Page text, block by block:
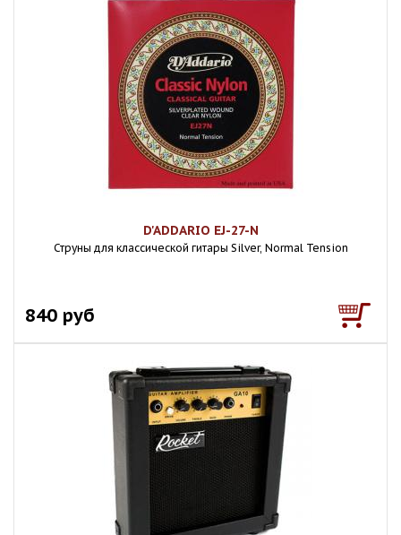
D'ADDARIO EJ-27-N
Струны для классической гитары Silver, Normal Tension
840 руб